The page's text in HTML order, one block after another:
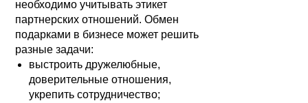
необходимо учитывать этикет
партнерских отношений. Обмен
подарками в бизнесе может решить
разные задачи:
выстроить дружелюбные,
доверительные отношения,
укрепить сотрудничество;